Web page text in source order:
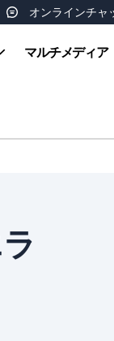
オンラインチャ
マルチメディア